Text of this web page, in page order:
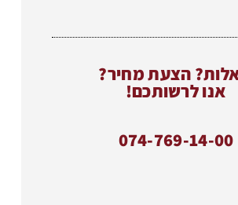
הצעת מחיר?
אנו לרשותכם!
074-769-14-00